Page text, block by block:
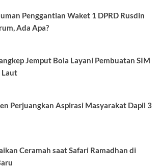
Penggantian Waket 1 DPRD Rusdin
Ada Apa?
Jemput Bola Layani Pembuatan SIM
Laut
Perjuangkan Aspirasi Masyarakat Dapil 3
Ceramah saat Safari Ramadhan di